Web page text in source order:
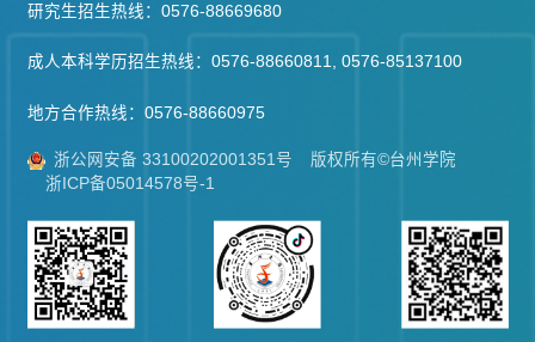
研究生招生热线：0576-88669680
成人本科学历招生热线：0576-88660811, 0576-85137100
地方合作热线：0576-88660975
浙公网安备 33100202001351号
版权所有©台州学院
浙ICP备05014578号-1